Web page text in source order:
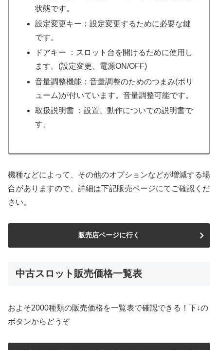
状態です。
設定変更キー：設定変更するために必要な鍵
です。
ドアキー ：スロット台を開けるために使用し
ます。(設定変更、電源ON/OFF)
音量調整機能：音量調整のためのつまみ(ボリ
ューム)が付いています。音量調整可能です。
取扱説明書 ：設置、動作についての説明書で
す。
機種などによって、その他のオプションなどが増減する場
合がありますので、詳細は下記販売ページにてご確認くだ
さい。
販売店ページに行く
中古スロット販売価格一覧表
およそ2000種類の販売価格を一覧表で確認できる！下↓の
ボタンからどうぞ